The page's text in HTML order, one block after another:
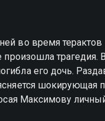
во время терактов
произошла трагедия.
его дочь.
шокирующая
Максимову
онлайн в